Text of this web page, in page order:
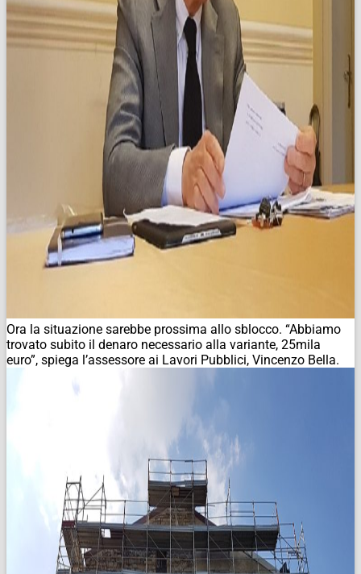
Ora la situazione sarebbe prossima allo sblocco. “Abbiamo
trovato subito il denaro necessario alla variante, 25mila
euro”, spiega l’assessore ai Lavori Pubblici, Vincenzo Bella.